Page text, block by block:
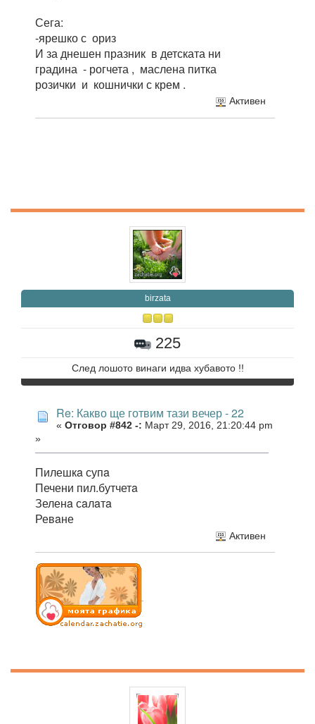
Сега:
-ярешко с ориз
И за днешен празник в детската ни
градина - рогчета , маслена питка
розички и кошнички с крем .
Активен
birzata
225
След лошото винаги идва хубавото !!
Re: Какво ще готвим тази вечер - 22
« Отговор #842 -: Март 29, 2016, 21:20:44 pm
»
Пилешкa супa
Печени пил.бутчетa
Зеленa сaлaтa
Ревaне
Активен